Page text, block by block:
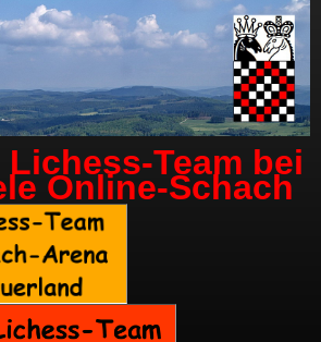
Team bei
Online-Schach